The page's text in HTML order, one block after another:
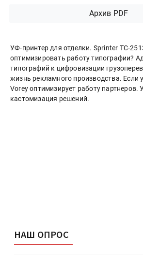
Архив PDF
УФ-принтер для отделки. Sprinter ТС-
оптимизировать работу типографии?
типографий к цифровизации
жизнь рекламного производства. Если
Vorey оптимизирует работу партнеров.
кастомизация решений.
НАШ ОПРОС